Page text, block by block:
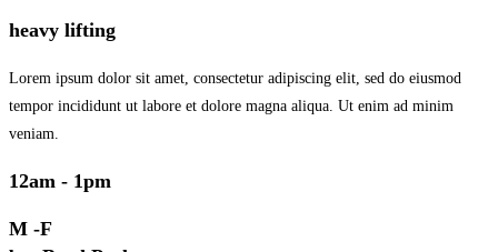
heavy lifting
Lorem ipsum dolor sit amet, consectetur adipiscing elit, sed do eiusmod
tempor incididunt ut labore et dolore magna aliqua. Ut enim ad minim
veniam.
12am - 1pm
M -F